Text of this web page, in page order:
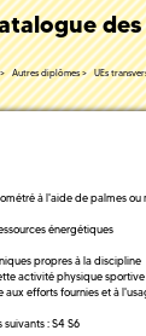
Autres diplômes UEs
à l'aide de palmes ou
énergétiques
propres à la discipline
activité physique sportive
aux efforts fournies et à
suivants : S4 S6